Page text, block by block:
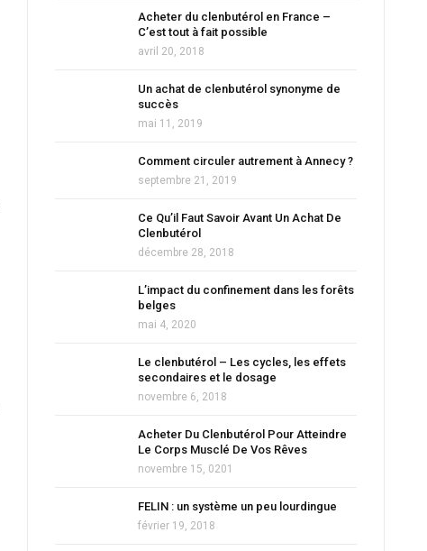
Acheter du clenbutérol en France –
C’est tout à fait possible
avril 20, 2018
Un achat de clenbutérol synonyme de
succès
mai 11, 2019
Comment circuler autrement à Annecy ?
septembre 21, 2019
Ce Qu’il Faut Savoir Avant Un Achat De
Clenbutérol
décembre 28, 2018
L’impact du confinement dans les forêts
belges
mai 4, 2020
Le clenbutérol – Les cycles, les effets
secondaires et le dosage
novembre 6, 2018
Acheter Du Clenbutérol Pour Atteindre
Le Corps Musclé De Vos Rêves
novembre 15, 0201
FELIN : un système un peu lourdingue
février 19, 2018